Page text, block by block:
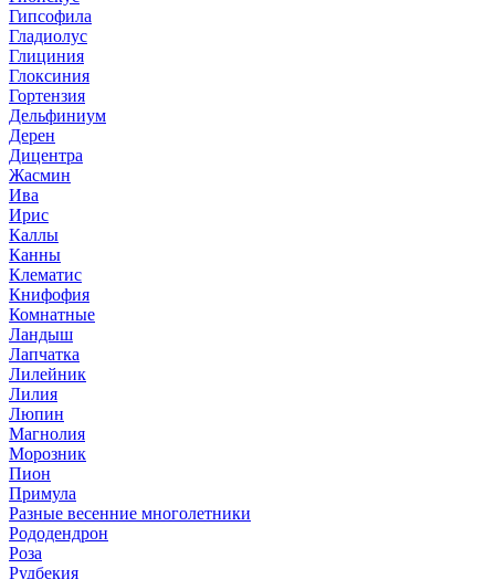
Гипсофила
Гладиолус
Глициния
Глоксиния
Гортензия
Дельфиниум
Дерен
Дицентра
Жасмин
Ива
Ирис
Каллы
Канны
Клематис
Книфофия
Комнатные
Ландыш
Лапчатка
Лилейник
Лилия
Люпин
Магнолия
Морозник
Пион
Примула
Разные весенние многолетники
Рододендрон
Роза
Рудбекия